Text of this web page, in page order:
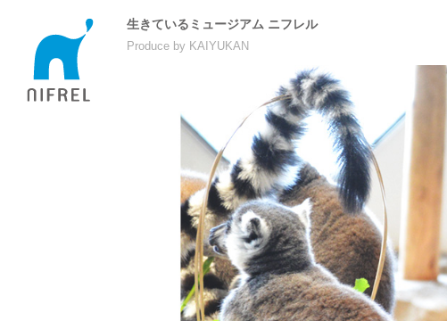
生きているミュージアム ニフレル
Produce by KAIYUKAN